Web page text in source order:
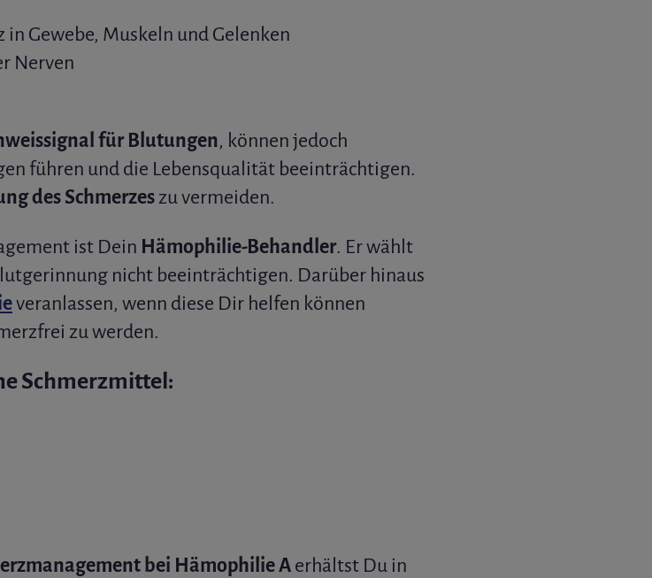
Gewebe, Muskeln und Gelenken
Nerven
für Blutungen, können jedoch
führen und die Lebensqualität beeinträchtigen.
des Schmerzes zu vermeiden.
ist Dein Hämophilie-Behandler. Er wählt
nicht beeinträchtigen. Darüber hinaus
veranlassen, wenn diese Dir helfen können
zu werden.
Schmerzmittel:
bei Hämophilie A erhältst Du in